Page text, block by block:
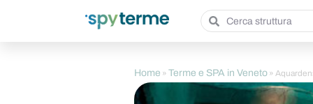
Home » Terme e SPA in Veneto »